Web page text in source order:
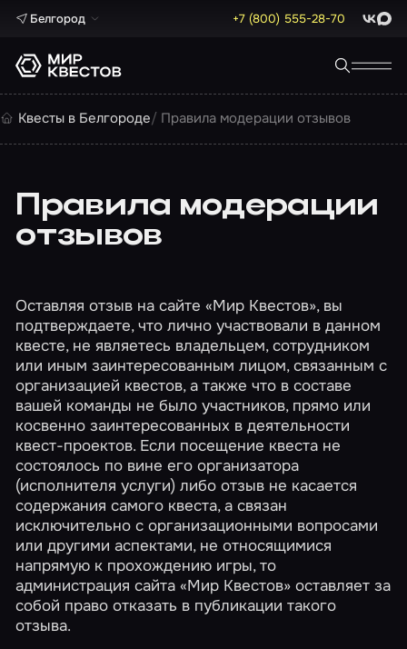
Белгород +7 (800) 555-28-70 Max
Квесты в Белгороде Правила модерации отзывов
Правила модерации
отзывов
Оставляя отзыв на сайте «Мир Квестов», вы
подтверждаете, что лично участвовали в данном
квесте, не являетесь владельцем, сотрудником
или иным заинтересованным лицом, связанным с
организацией квестов, а также что в составе
вашей команды не было участников, прямо или
косвенно заинтересованных в деятельности
квест-проектов. Если посещение квеста не
состоялось по вине его организатора
(исполнителя услуги) либо отзыв не касается
содержания самого квеста, а связан
исключительно с организационными вопросами
или другими аспектами, не относящимися
напрямую к прохождению игры, то
администрация сайта «Мир Квестов» оставляет за
собой право отказать в публикации такого
отзыва.